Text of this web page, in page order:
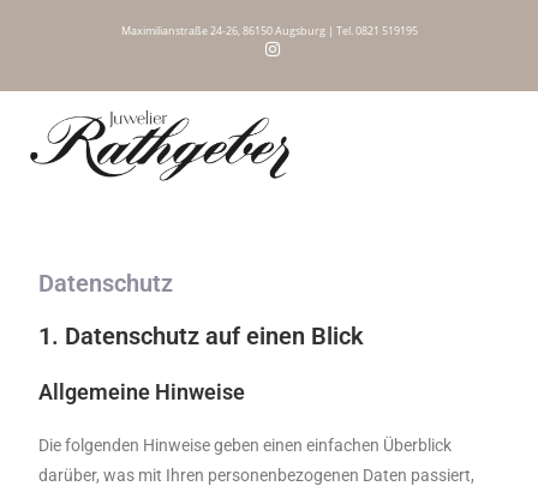
Maximilianstraße 24-26, 86150 Augsburg | Tel. 0821 519195
Datenschutz
1. Datenschutz auf einen Blick
Allgemeine Hinweise
Die folgenden Hinweise geben einen einfachen Überblick
darüber, was mit Ihren personenbezogenen Daten passiert,